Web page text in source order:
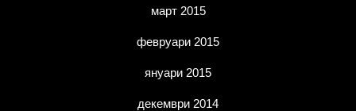
март 2015
февруари 2015
януари 2015
декември 2014